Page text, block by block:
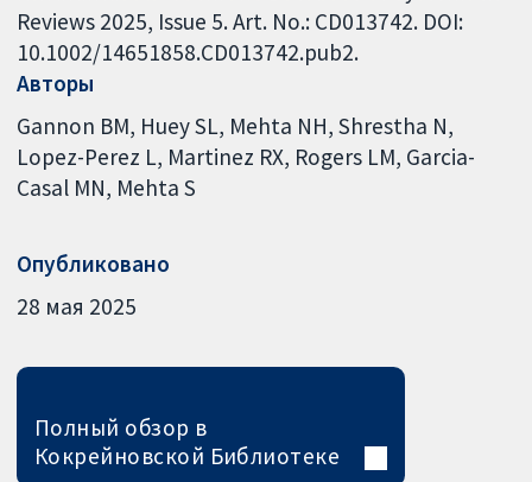
Reviews 2025, Issue 5. Art. No.: CD013742. DOI:
10.1002/14651858.CD013742.pub2.
Авторы
Gannon BM Huey SL Mehta NH Shrestha N
Lopez-Perez L Martinez RX Rogers LM Garcia-
Casal MN Mehta S
Опубликовано
28 мая 2025
Полный обзор в
Кокрейновской Библиотеке